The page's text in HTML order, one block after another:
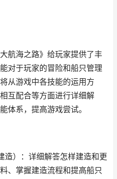
航海之路》给玩家提供了丰
对于玩家的冒险和船只管理
从游戏中各技能的运用方
互配合等方面进行详细解
体系，提高游戏尝试。
造）：详细解答怎样建造和更
、掌握建造流程和提高船只